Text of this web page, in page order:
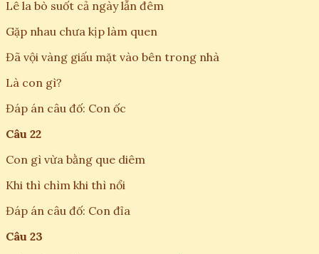
Lê la bò suốt cả ngày lẫn đêm
Gặp nhau chưa kịp làm quen
Đã vội vàng giấu mặt vào bên trong nhà
Là con gì?
Đáp án câu đố: Con ốc
Câu 22
Con gì vừa bằng que diêm
Khi thì chìm khi thì nổi
Đáp án câu đố: Con đỉa
Câu 23